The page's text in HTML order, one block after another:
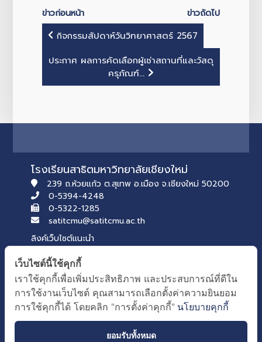
ข่าวก่อนหน้า
ข่าวถัดไป
กิจกรรมสัปดาห์วันวิทยาศาสตร์ 2567
ประกาศ ผลการคัดเลือกผู้เช่าสถานที่และวัสดุ
ครุภัณฑ์...
โรงเรียนสาธิตมหาวิทยาลัยเชียงใหม่
239 ถ.ห้วยแก้ว ต.สุเทพ อ.เมือง จ.เชียงใหม่ 50200
0-5394-4248
0-5322-1285
satitcmu@satitcmu.ac.th
ลิงค์เว็บไซต์แนะนำ
→ สภานักเรียน รุ่นที่ 54
บริการของคณะศึกษาศาสตร์
→ เว็บไซต์คณะศึกษาศาสตร์
→ ระบบจัดการเว็บไซต์
เว็บไซต์นี้ใช้คุกกี้
เราใช้คุกกี้เพื่อเพิ่มประสิทธิภาพ และประสบการณ์ที่ดีใน
การใช้งานเว็บไซต์ คุณสามารถเลือกตั้งค่าความยินยอม
การใช้คุกกี้ได้ โดยคลิก "การตั้งค่าคุกกี้" นโยบายคุกกี้
ยอมรับทั้งหมด